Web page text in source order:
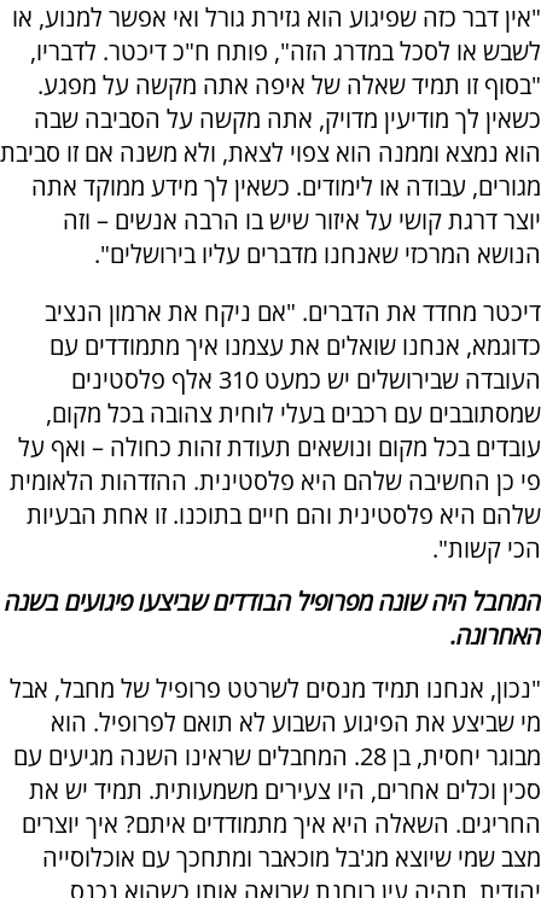
"אין דבר כזה שפיגוע הוא גזירת גורל ואי אפשר למנוע, או
לשבש או לסכל במדרג הזה", פותח ח"כ דיכטר. לדבריו,
"בסוף זו תמיד שאלה של איפה אתה מקשה על מפגע.
כשאין לך מודיעין מדויק, אתה מקשה על הסביבה שבה
הוא נמצא וממנה הוא צפוי לצאת, ולא משנה אם זו סביבת
מגורים, עבודה או לימודים. כשאין לך מידע ממוקד אתה
יוצר דרגת קושי על איזור שיש בו הרבה אנשים – וזה
הנושא המרכזי שאנחנו מדברים עליו בירושלים".
דיכטר מחדד את הדברים. "אם ניקח את ארמון הנציב
כדוגמא, אנחנו שואלים את עצמנו איך מתמודדים עם
העובדה שבירושלים יש כמעט 310 אלף פלסטינים
שמסתובבים עם רכבים בעלי לוחית צהובה בכל מקום,
עובדים בכל מקום ונושאים תעודת זהות כחולה – ואף על
פי כן החשיבה שלהם היא פלסטינית. ההזדהות הלאומית
שלהם היא פלסטינית והם חיים בתוכנו. זו אחת הבעיות
הכי קשות".
המחבל היה שונה מפרופיל הבודדים שביצעו פיגועים בשנה
האחרונה.
"נכון, אנחנו תמיד מנסים לשרטט פרופיל של מחבל, אבל
מי שביצע את הפיגוע השבוע לא תואם לפרופיל. הוא
מבוגר יחסית, בן 28. המחבלים שראינו השנה מגיעים עם
סכין וכלים אחרים, היו צעירים משמעותית. תמיד יש את
החריגים. השאלה היא איך מתמודדים איתם? איך יוצרים
מצב שמי שיוצא מג'בל מוכאבר ומתחכך עם אוכלוסייה